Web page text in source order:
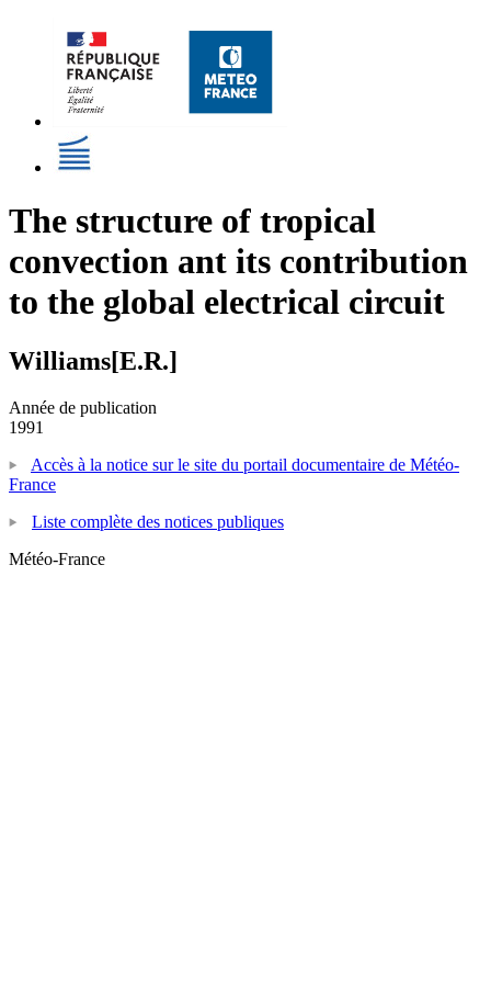
The structure of tropical
convection ant its contribution
to the global electrical circuit
Williams[E.R.]
Année de publication
1991
Accès à la notice sur le site du portail documentaire de Météo-
France
Liste complète des notices publiques
Météo-France